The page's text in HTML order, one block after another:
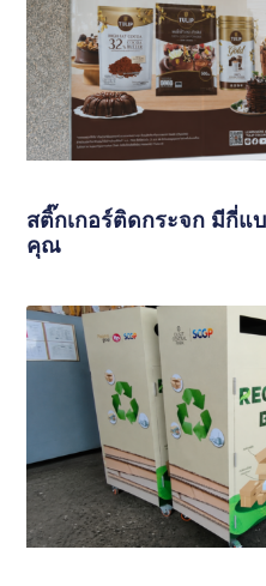
สติ๊กเกอร์ติดกระจก มีกี่แ
คุณ